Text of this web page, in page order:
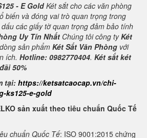
- E GoldKét sắt cho các văn phòng
biến và đóng vai trò quan trọng trong
các giấy tờ quan trọng đảm bảo tính
Uy Tín Nhất Chúng tôi công tyKét
sản phẩm Két Sắt Văn Phòng với
ích. Hotline: 0982770404. Két sắt két
50%
tại: https://ketsatcaocap.vn/chi-
ks125-e-gold
sản xuất theo tiêu chuẩn Quốc Tế
chuẩn Quốc Tế: ISO 9001:2015 chứng